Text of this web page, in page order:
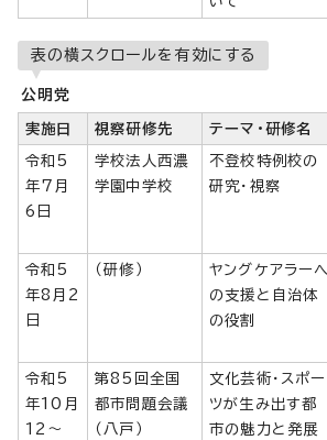
表の横スクロールを有効にする
公明党
実施日 視察研修先 テーマ・研修名
令和5
年7月
6日
学校法人西濃
学園中学校
不登校特例校の
研究・視察
令和5
年8月2
日
（研修）
ヤングケアラーへ
の支援と自治体
の役割
令和5
年10月
12～
第85回全国
都市問題会議
（八戸）
文化芸術・スポー
ツが生み出す都
市の魅力と発展